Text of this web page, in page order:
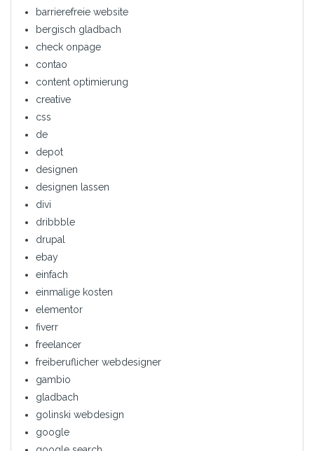
barrierefreie website
bergisch gladbach
check onpage
contao
content optimierung
creative
css
de
depot
designen
designen lassen
divi
dribbble
drupal
ebay
einfach
einmalige kosten
elementor
fiverr
freelancer
freiberuflicher webdesigner
gambio
gladbach
golinski webdesign
google